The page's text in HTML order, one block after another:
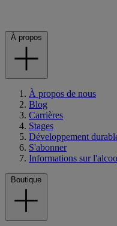
À propos
À propos de nous
Blog
Carrières
Stages
Développement
S'abonner
Informations sur
Boutique